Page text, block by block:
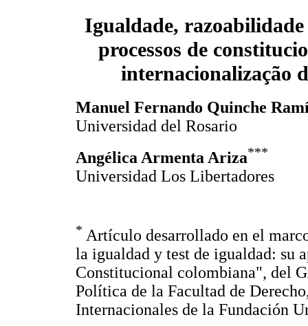
Igualdade, razoabilidade
processos de
internacionalização
Manuel Fernando Quinche
Universidad del Rosario
Angélica Armenta Ariza***
Universidad Los Libertadores
* Artículo desarrollado en el
la igualdad y test de igualdad: su
Constitucional colombiana", del
Política de la Facultad de
Internacionales de la Fundación